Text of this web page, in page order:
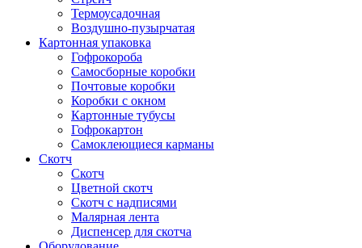
Термоусадочная
Воздушно-пузырчатая
Картонная упаковка
Гофрокороба
Самосборные коробки
Почтовые коробки
Коробки с окном
Картонные тубусы
Гофрокартон
Самоклеющиеся карманы
Скотч
Скотч
Цветной скотч
Скотч с надписями
Малярная лента
Диспенсер для скотча